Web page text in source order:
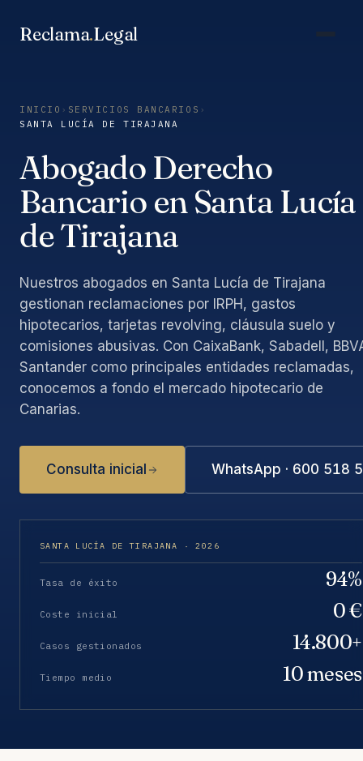
Reclama.Legal
INICIO › SERVICIOS BANCARIOS ›
SANTA LUCÍA DE TIRAJANA
Abogado Derecho
Bancario en Santa Lucía
de Tirajana
Nuestros abogados en Santa Lucía de Tirajana
gestionan reclamaciones por IRPH, gastos
hipotecarios, tarjetas revolving, cláusula suelo y
comisiones abusivas. Con CaixaBank, Sabadell,
Santander como principales entidades reclamadas,
conocemos a fondo el mercado hipotecario de
Canarias.
Consulta inicial WhatsApp · 600 518
SANTA LUCÍA DE TIRAJANA · 2026
Tasa de éxito 94%
Coste inicial 0 €
Casos gestionados 14.800+
Tiempo medio 10 meses